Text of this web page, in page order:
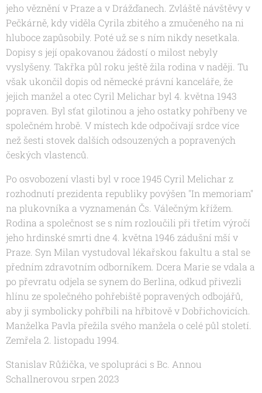
jeho věznění v Praze a v Drážďanech. Zvláště návštěvy v
Pečkárně, kdy viděla Cyrila zbitého a zmučeného na ni
hluboce zapůsobily. Poté už se s ním nikdy nesetkala.
Dopisy s její opakovanou žádostí o milost nebyly
vyslyšeny. Takřka půl roku ještě žila rodina v naději. Tu
však ukončil dopis od německé právní kanceláře, že
jejich manžel a otec Cyril Melichar byl 4. května 1943
popraven. Byl sťat gilotinou a jeho ostatky pohřbeny ve
společném hrobě. V místech kde odpočívají srdce více
než šesti stovek dalších odsouzených a popravených
českých vlastenců.
Po osvobození vlasti byl v roce 1945 Cyril Melichar z
rozhodnutí prezidenta republiky povýšen "In memoriam"
na plukovníka a vyznamenán Čs. Válečným křížem.
Rodina a společnost se s ním rozloučili při třetím výročí
jeho hrdinské smrti dne 4. května 1946 zádušní mší v
Praze. Syn Milan vystudoval lékařskou fakultu a stal se
předním zdravotním odborníkem. Dcera Marie se vdala a
po převratu odjela se synem do Berlina, odkud přivezli
hlínu ze společného pohřebiště popravených odbojářů,
aby ji symbolicky pohřbili na hřbitově v Dobřichovicích.
Manželka Pavla přežila svého manžela o celé půl století.
Zemřela 2. listopadu 1994.
Stanislav Růžička, ve spolupráci s Bc. Annou
Schallnerovou srpen 2023